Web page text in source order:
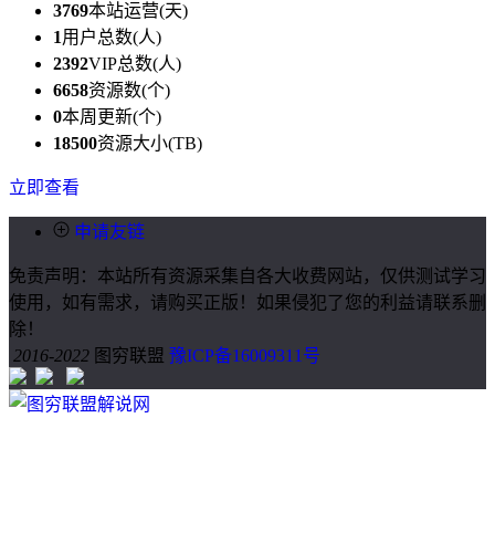
3769本站运营(天)
1用户总数(人)
2392VIP总数(人)
6658资源数(个)
0本周更新(个)
18500资源大小(TB)
立即查看
申请友链
免责声明：本站所有资源采集自各大收费网站，仅供测试学习
使用，如有需求，请购买正版！如果侵犯了您的利益请联系删
除！
2016-2022 图穷联盟 豫ICP备16009311号